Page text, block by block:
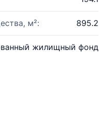
м²: 895.2
жилищный фонд